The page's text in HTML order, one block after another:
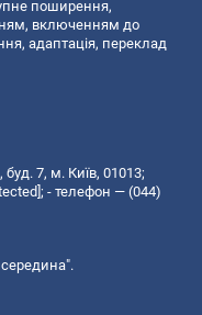
поширення,
включенням до
адаптація, переклад
7, м. Київ, 01013;
; - телефон — (044)